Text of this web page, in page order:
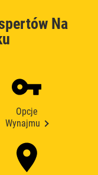
Na
Opcje
Wynajmu